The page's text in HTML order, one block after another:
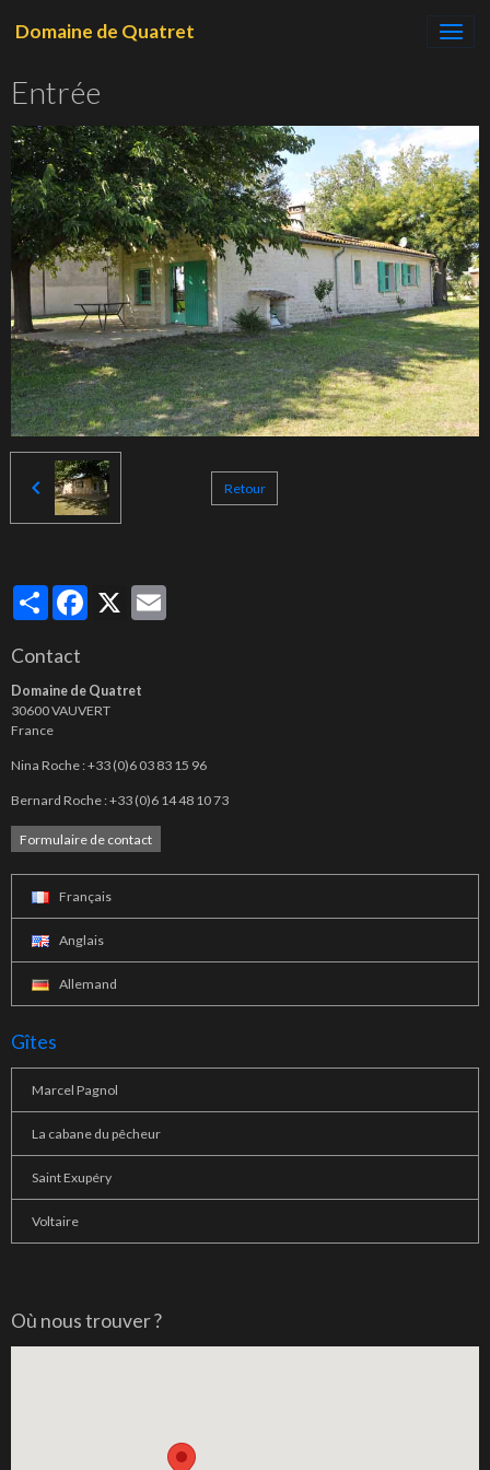
Domaine de Quatret
Entrée
Retour
PartagerFacebook
X
Contact
Domaine de Quatret
30600 VAUVERT
France
Nina Roche : +33 (0)6 03 83 15 96
Bernard Roche : +33 (0)6 14 48 10 73
Formulaire de contact
Français
Anglais
Allemand
Gîtes
Marcel Pagnol
La cabane du pêcheur
Saint Exupéry
Voltaire
Où nous trouver ?